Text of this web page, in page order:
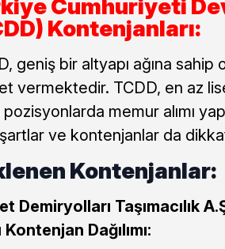
Cumhuriyeti
Kontenjanları:
geniş bir altyapı ağına
vermektedir. TCDD, en az
pozisyonlarda memur alımı
ve kontenjanlar da
Kontenjanlar:
Demiryolları Taşımacılık
Kontenjan Dağılımı: